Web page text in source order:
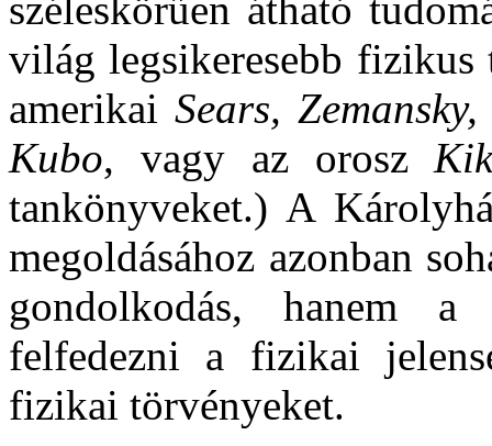
világ legsikeresebb
amerikaiSears,
Kubo, vagy az orosz
tankönyveket.) A
megoldásához azonban
gondolkodás, hanem
felfedezni a fizikai
fizikai törvényeket.